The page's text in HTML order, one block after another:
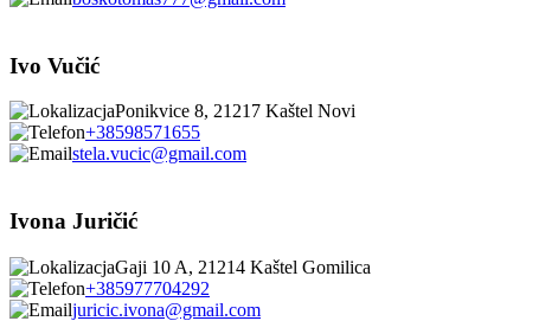
Ivo Vučić
Ponikvice 8, 21217 Kaštel Novi
+38598571655
stela.vucic@gmail.com
Ivona Juričić
Gaji 10 A, 21214 Kaštel Gomilica
+385977704292
juricic.ivona@gmail.com